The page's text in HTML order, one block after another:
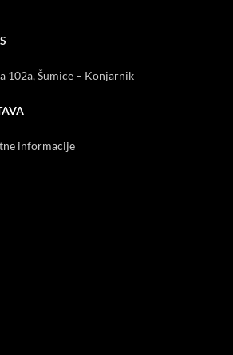
102a, Šumice – Konjarnik
informacije